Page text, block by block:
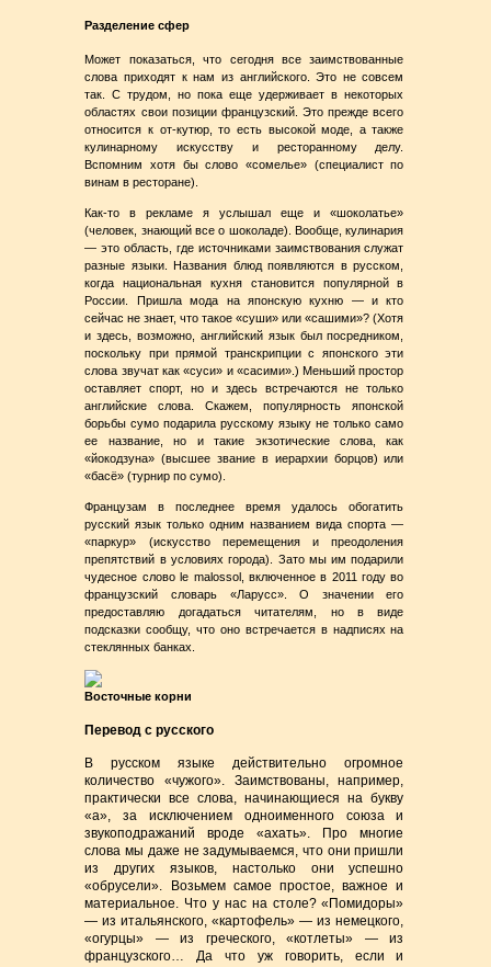
Разделение сфер
Может показаться, что сегодня все заимствованные
слова приходят к нам из английского. Это не совсем
так. С трудом, но пока еще удерживает в некоторых
областях свои позиции французский. Это прежде всего
относится к от-кутюр, то есть высокой моде, а также
кулинарному искусству и ресторанному делу.
Вспомним хотя бы слово «сомелье» (специалист по
винам в ресторане).
Как-то в рекламе я услышал еще и «шоколатье»
(человек, знающий все о шоколаде). Вообще, кулинария
— это область, где источниками заимствования служат
разные языки. Названия блюд появляются в русском,
когда национальная кухня становится популярной в
России. Пришла мода на японскую кухню — и кто
сейчас не знает, что такое «суши» или «сашими»? (Хотя
и здесь, возможно, английский язык был посредником,
поскольку при прямой транскрипции с японского эти
слова звучат как «суси» и «сасими».) Меньший простор
оставляет спорт, но и здесь встречаются не только
английские слова. Скажем, популярность японской
борьбы сумо подарила русскому языку не только само
ее название, но и такие экзотические слова, как
«йокодзуна» (высшее звание в иерархии борцов) или
«басё» (турнир по сумо).
Французам в последнее время удалось обогатить
русский язык только одним названием вида спорта —
«паркур» (искусство перемещения и преодоления
препятствий в условиях города). Зато мы им подарили
чудесное слово le malossol, включенное в 2011 году во
французский словарь «Ларусс». О значении его
предоставляю догадаться читателям, но в виде
подсказки сообщу, что оно встречается в надписях на
стеклянных банках.
Восточные корни
Перевод с русского
В русском языке действительно огромное
количество «чужого». Заимствованы, например,
практически все слова, начинающиеся на букву
«а», за исключением одноименного союза и
звукоподражаний вроде «ахать». Про многие
слова мы даже не задумываемся, что они пришли
из других языков, настолько они успешно
«обрусели». Возьмем самое простое, важное и
материальное. Что у нас на столе? «Помидоры»
— из итальянского, «картофель» — из немецкого,
«огурцы» — из греческого, «котлеты» — из
французского… Да что уж говорить, если и